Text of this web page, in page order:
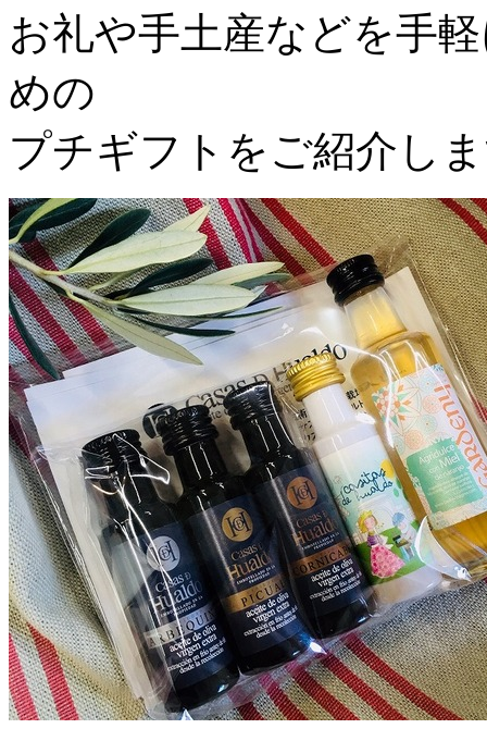
お礼や手土産などを手
めの
プチギフトをご紹介し